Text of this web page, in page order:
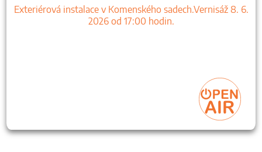
Exteriérová instalace v Komenského sadech.Vernisáž 8. 6.
2026 od 17:00 hodin.